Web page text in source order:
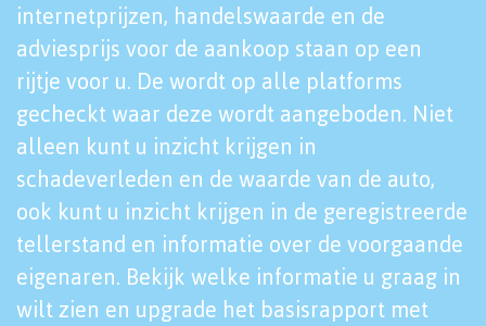
internetprijzen, handelswaarde en de
adviesprijs voor de aankoop staan op een
rijtje voor u. De wordt op alle platforms
gecheckt waar deze wordt aangeboden. Niet
alleen kunt u inzicht krijgen in
schadeverleden en de waarde van de auto,
ook kunt u inzicht krijgen in de geregistreerde
tellerstand en informatie over de voorgaande
eigenaren. Bekijk welke informatie u graag in
wilt zien en upgrade het basisrapport met